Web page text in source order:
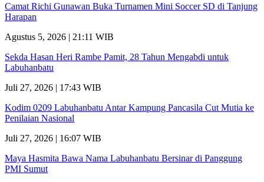
Camat Richi Gunawan Buka Turnamen Mini Soccer SD di Tanjung
Harapan
Agustus 5, 2026 | 21:11 WIB
Sekda Hasan Heri Rambe Pamit, 28 Tahun Mengabdi untuk
Labuhanbatu
Juli 27, 2026 | 17:43 WIB
Kodim 0209 Labuhanbatu Antar Kampung Pancasila Cut Mutia ke
Penilaian Nasional
Juli 27, 2026 | 16:07 WIB
Maya Hasmita Bawa Nama Labuhanbatu Bersinar di Panggung
PMI Sumut